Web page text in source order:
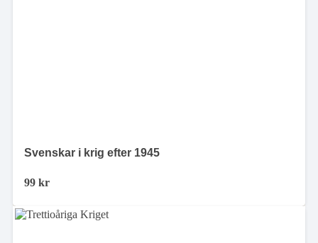
Svenskar i krig efter 1945
99 kr